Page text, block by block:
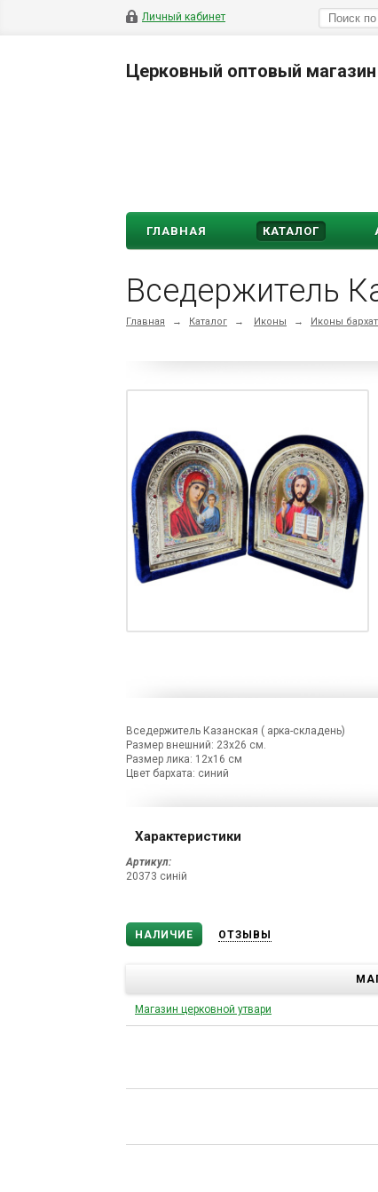
Личный кабинет
Церковный оптовый магазин
ГЛАВНАЯ КАТАЛОГ
Вседержитель
Главная → Каталог → Иконы → Иконы бархат
Вседержитель Казанская ( арка-складень)
Размер внешний: 23х26 см.
Размер лика: 12х16 см
Цвет бархата: синий
Характеристики
Артикул:
20373 синій
НАЛИЧИЕ ОТЗЫВЫ
Магазин церковной утвари